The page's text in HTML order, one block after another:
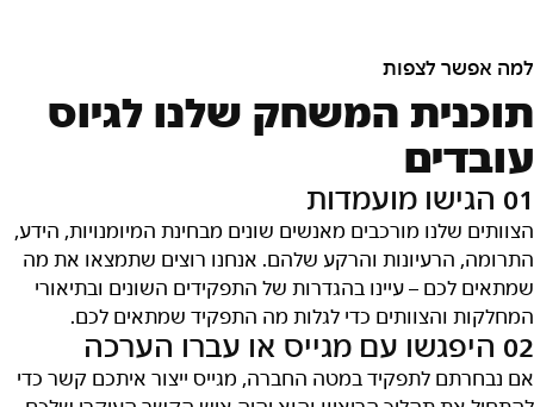
למה אפשר לצפות
תוכנית המשחק שלנו לגיוס
עובדים
01 הגישו מועמדות
הצוותים שלנו מורכבים מאנשים שונים מבחינת המיומנויות, הידע,
התרומה, הרעיונות והרקע שלהם. אנחנו רוצים שתמצאו את מה
שמתאים לכם – עיינו בהגדרות של התפקידים השונים ובתיאורי
המחלקות והצוותים כדי לגלות מה התפקיד שמתאים לכם.
02 היפגשו עם מגייס או עברו הערכה
אם נבחרתם לתפקיד במטה החברה, מגייס ייצור איתכם קשר כדי